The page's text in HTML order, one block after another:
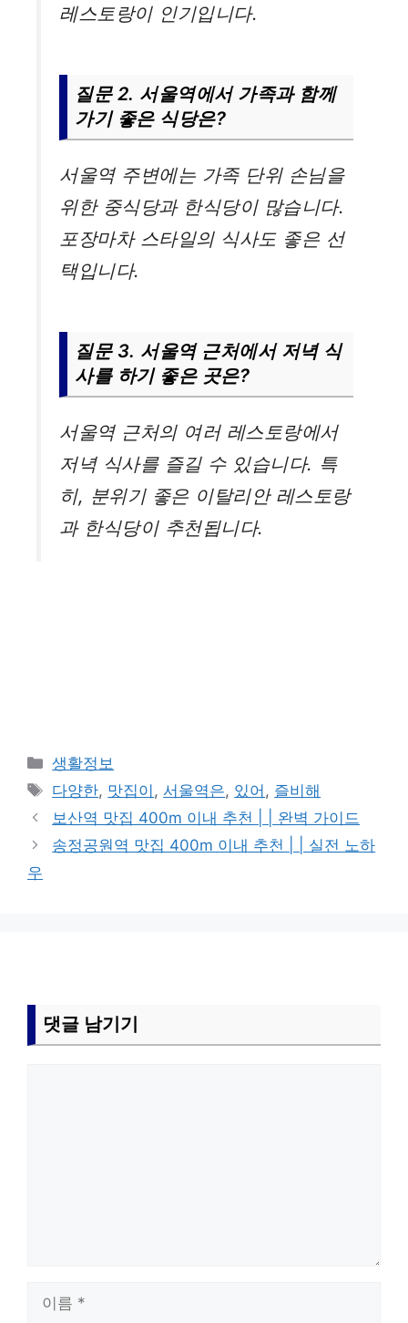
레스토랑이 인기입니다.
질문 2. 서울역에서 가족과 함께
가기 좋은 식당은?
서울역 주변에는 가족 단위 손님을
위한 중식당과 한식당이 많습니다.
포장마차 스타일의 식사도 좋은 선
택입니다.
질문 3. 서울역 근처에서 저녁 식
사를 하기 좋은 곳은?
서울역 근처의 여러 레스토랑에서
저녁 식사를 즐길 수 있습니다. 특
히, 분위기 좋은 이탈리안 레스토랑
과 한식당이 추천됩니다.
카
테
고
리
생활정보
태
그
다양한, 맛집이 , 서울역은, 있어 , 즐비해
보산역 맛집 400m 이내 추천 | | 완벽 가이드
송정공원역 맛집 400m 이내 추천 | | 실전 노하
우
댓글 남기기